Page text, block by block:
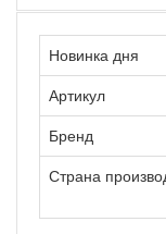
Новинка дня
Артикул
Бренд
Страна